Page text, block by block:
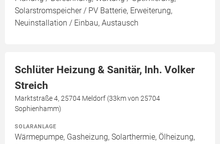
Solarstromspeicher / PV Batterie, Erweiterung,
Neuinstallation / Einbau, Austausch
Schlüter Heizung & Sanitär, Inh. Volker
Streich
Marktstraße 4, 25704 Meldorf (33km von 25704
Sophienhamm)
SOLARANLAGE
Wärmepumpe, Gasheizung, Solarthermie, Ölheizung,